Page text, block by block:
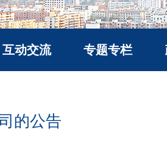
互动交流
我要咨询
专题专栏
的公告